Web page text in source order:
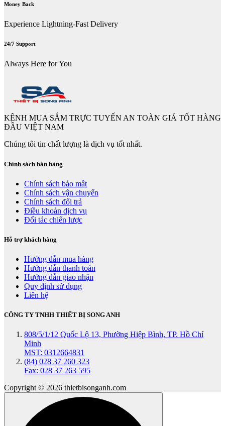
Money Back
Experience Lightning-Fast Delivery
24/7 Support
Always Here for You
KÊNH MUA SẮM TRỰC TUYẾN AN TOÀN GIÁ TỐT HÀNG
ĐẦU VIỆT NAM
Chúng tôi tin chất lượng là dịch vụ tốt nhất.
Chính sách bán hàng
Chính sách bảo mật
Chính sách vận chuyển
Chính sách đổi trả
Điều khoản dịch vụ
Đối tác chiến lược
Hỗ trợ khách hàng
Hướng dẫn mua hàng
Hướng dẫn thanh toán
Hướng dẫn giao nhận
Quy định sử dụng
Liên hệ
CÔNG TY TNHH THIẾT BỊ SONG ANH
808/5/1/12 Quốc Lộ 13, Phường Hiệp Bình, TP. Hồ Chí
Minh
MST: 0312664831
(84) 028 37 260 323
Fax: 028 37 263 595
Copyright © 2026 thietbisonganh.com